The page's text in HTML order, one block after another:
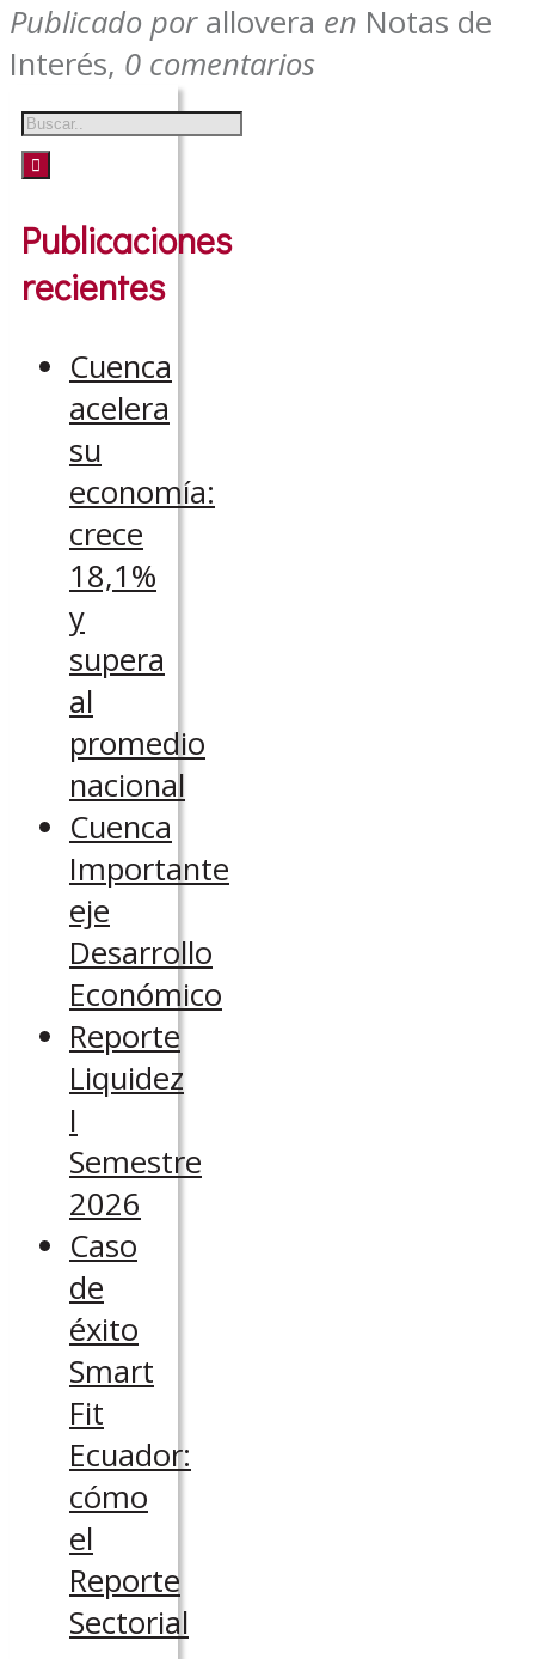
Publicado por allovera en Notas de
Interés, 0 comentarios
Publicaciones
recientes
Cuenca
acelera
su
economía:
crece
18,1%
y
supera
al
promedio
nacional
Cuenca
Importante
eje
Desarrollo
Económico
Reporte
Liquidez
I
Semestre
2026
Caso
de
éxito
Smart
Fit
Ecuador:
cómo
el
Reporte
Sectorial